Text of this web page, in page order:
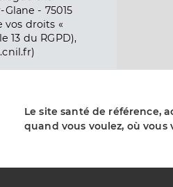
- 75015
vos droits «
13 du RGPD),
Le site santé de référence,
quand vous voulez, où vous